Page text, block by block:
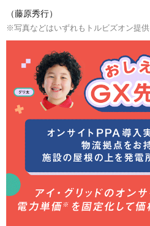
（藤原秀行）
※写真などはいずれもトルビズオン提供